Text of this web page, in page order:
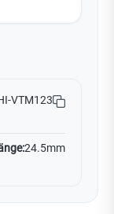
VTM123
24.5mm